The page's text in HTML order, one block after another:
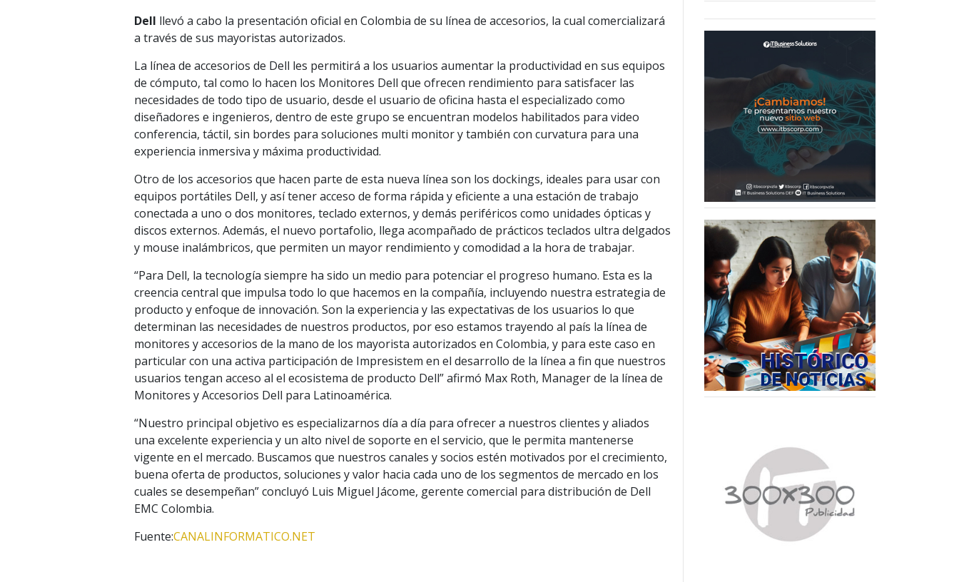
Dell llevó a cabo la presentación oficial en Colombia de su línea de accesorios, la cual comercializará
a través de sus mayoristas autorizados.
La línea de accesorios de Dell les permitirá a los usuarios aumentar la productividad en sus equipos
de cómputo, tal como lo hacen los Monitores Dell que ofrecen rendimiento para satisfacer las
necesidades de todo tipo de usuario, desde el usuario de oficina hasta el especializado como
diseñadores e ingenieros, dentro de este grupo se encuentran modelos habilitados para video
conferencia, táctil, sin bordes para soluciones multi monitor y también con curvatura para una
experiencia inmersiva y máxima productividad.
Otro de los accesorios que hacen parte de esta nueva línea son los dockings, ideales para usar con
equipos portátiles Dell, y así tener acceso de forma rápida y eficiente a una estación de trabajo
conectada a uno o dos monitores, teclado externos, y demás periféricos como unidades ópticas y
discos externos. Además, el nuevo portafolio, llega acompañado de prácticos teclados ultra delgados
y mouse inalámbricos, que permiten un mayor rendimiento y comodidad a la hora de trabajar.
“Para Dell, la tecnología siempre ha sido un medio para potenciar el progreso humano. Esta es la
creencia central que impulsa todo lo que hacemos en la compañía, incluyendo nuestra estrategia de
producto y enfoque de innovación. Son la experiencia y las expectativas de los usuarios lo que
determinan las necesidades de nuestros productos, por eso estamos trayendo al país la línea de
monitores y accesorios de la mano de los mayorista autorizados en Colombia, y para este caso en
particular con una activa participación de Impresistem en el desarrollo de la línea a fin que nuestros
usuarios tengan acceso al el ecosistema de producto Dell” afirmó Max Roth, Manager de la línea de
Monitores y Accesorios Dell para Latinoamérica.
“Nuestro principal objetivo es especializarnos día a día para ofrecer a nuestros clientes y aliados
una excelente experiencia y un alto nivel de soporte en el servicio, que le permita mantenerse
vigente en el mercado. Buscamos que nuestros canales y socios estén motivados por el crecimiento,
buena oferta de productos, soluciones y valor hacia cada uno de los segmentos de mercado en los
cuales se desempeñan” concluyó Luis Miguel Jácome, gerente comercial para distribución de Dell
EMC Colombia.
Fuente:CANALINFORMATICO.NET